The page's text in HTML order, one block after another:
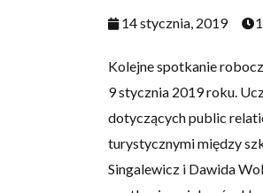
14 stycznia, 2019
Kolejne spotkanie
9 stycznia 2019 roku.
dotyczących public
turystycznymi między
Singalewicz i Dawida